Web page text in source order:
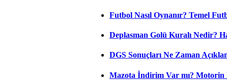
Futbol Nasıl Oynanır? Temel
Deplasman Golü Kuralı Nedir?
DGS Sonuçları Ne Zaman
Mazota İndirim Var mı? Motorin